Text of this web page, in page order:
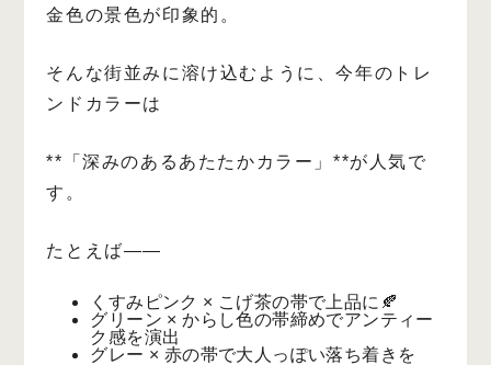
金色の景色が印象的。
そんな街並みに溶け込むように、今年のトレ
ンドカラーは
**「深みのあるあたたかカラー」**が人気で
す。
たとえば——
くすみピンク × こげ茶の帯で上品に🍂
グリーン × からし色の帯締めでアンティー
ク感を演出
グレー × 赤の帯で大人っぽい落ち着きを